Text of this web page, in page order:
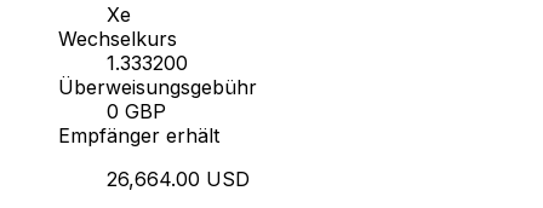
Xe
Wechselkurs
1.333200
Überweisungsgebühr
0 GBP
Empfänger erhält
26,664.00 USD